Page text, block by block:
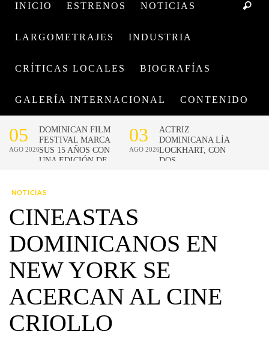
INICIO ESTRENOS NOTICIAS
LARGOMETRAJES INDUSTRIA
CRÍTICAS LOCALES BIOGRAFÍAS
GALERÍA INTERNACIONAL CONTENIDO
NOTICIAS
CINEASTAS
DOMINICANOS EN
NEW YORK SE
ACERCAN AL CINE
CRIOLLO